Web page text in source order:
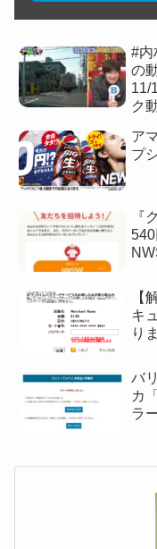
#内
の
11/
ク
ア
プ
『
【
キ
り
バ
カ
ラ